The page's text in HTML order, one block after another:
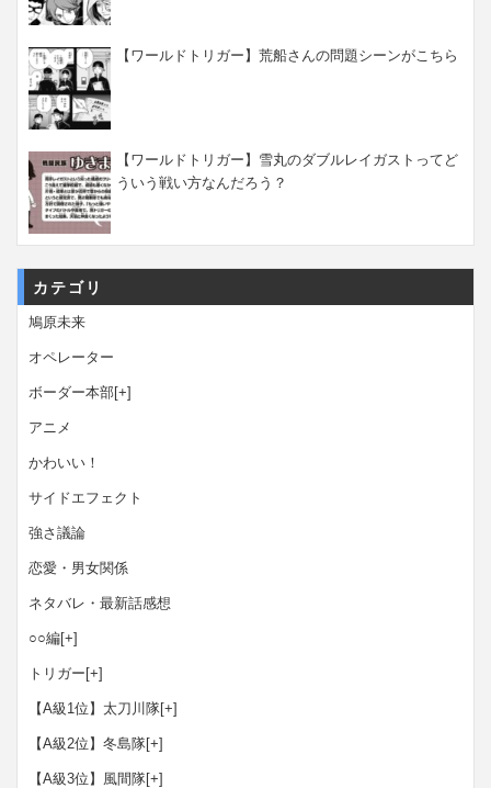
【ワールドトリガー】荒船さんの問題シーンがこちら
【ワールドトリガー】雪丸のダブルレイガストってど
ういう戦い方なんだろう？
カテゴリ
鳩原未来
オペレーター
ボーダー本部[+]
アニメ
かわいい！
サイドエフェクト
強さ議論
恋愛・男女関係
ネタバレ・最新話感想
○○編[+]
トリガー [+]
【A級1位】太刀川隊[+]
【A級2位】冬島隊[+]
【A級3位】風間隊[+]